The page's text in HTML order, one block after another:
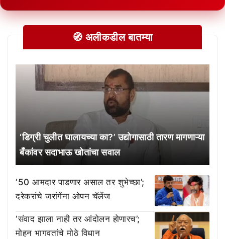
🧭 अलीकडील बातम्या
‘डिग्री चुलीत घालायच्या का?’ उद्योगासाठी तारण मागणाऱ्या
बँकांवर सदाभाऊ खोतांचा सवाल
‘50 आमदार पाडणार असाल तर शुभेच्छा’;
दरेकरांचे जरांगेंना ओपन चॅलेंज
‘संवाद झाला नाही तर आंदोलन होणारच’;
मोहन भागवतांचे मोठे विधान